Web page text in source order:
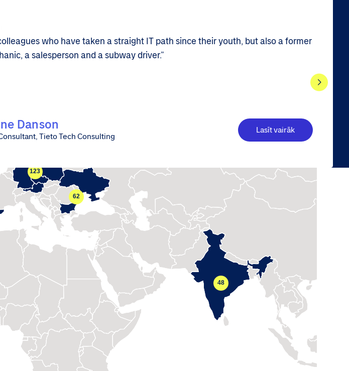
who have taken a straight IT path since their youth, but also a former
a salesperson and a subway driver.”
Danson
Tieto Tech Consulting
Lasīt vairāk